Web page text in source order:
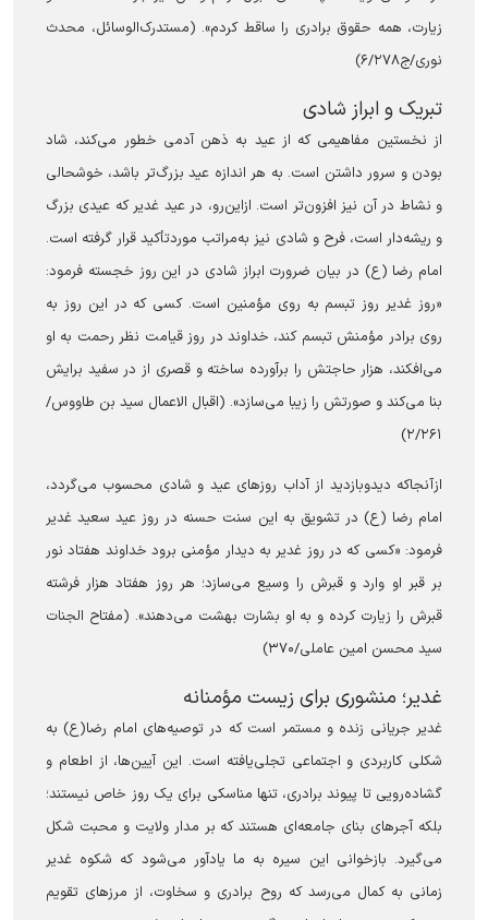
زیارت، همه حقوق برادری را ساقط کردم». (مستدرک‌الوسائل، محدث
نوری/ج۶/۲۷۸)
تبریک و ابراز شادی
از نخستین مفاهیمی که از عید به ذهن آدمی خطور می‌کند، شاد
بودن و سرور داشتن است. به هر اندازه عید بزرگ‌تر باشد، خوشحالی
و نشاط در آن نیز افزون‌تر است. ازاین‌رو، در عید غدیر که عیدی بزرگ
و ریشه‌دار است، فرح و شادی نیز به‌مراتب موردتأکید قرار گرفته است.
امام رضا (ع) در بیان ضرورت ابراز شادی در این روز خجسته فرمود:
«روز غدیر روز تبسم به روی مؤمنین است. کسی که در این روز به
روی برادر مؤمنش تبسم کند، خداوند در روز قیامت نظر رحمت به او
می‌افکند، هزار حاجتش را برآورده ساخته و قصری از در سفید برایش
بنا می‌کند و صورتش را زیبا می‌سازد». (اقبال الاعمال سید بن طاووس/
۲/۲۶۱)
ازآنجاکه دیدوبازدید از آداب روزهای عید و شادی محسوب می‌گردد،
امام رضا (ع) در تشویق به این سنت حسنه در روز عید سعید غدیر
فرمود: «کسی که در روز غدیر به دیدار مؤمنی برود خداوند هفتاد نور
بر قبر او وارد و قبرش را وسیع می‌سازد؛ هر روز هفتاد هزار فرشته
قبرش را زیارت کرده و به او بشارت بهشت می‌دهند». (مفتاح الجنات
سید محسن امین عاملی/۳۷۰)
غدیر؛ منشوری برای زیست مؤمنانه
غدیر جریانی زنده و مستمر است که در توصیه‌های امام رضا(ع) به
شکلی کاربردی و اجتماعی تجلی‌یافته است. این آیین‌ها، از اطعام و
گشاده‌رویی تا پیوند برادری، تنها مناسکی برای یک روز خاص نیستند؛
بلکه آجرهای بنای جامعه‌ای هستند که بر مدار ولایت و محبت شکل
می‌گیرد. بازخوانی این سیره به ما یادآور می‌شود که شکوه غدیر
زمانی به کمال می‌رسد که روح برادری و سخاوت، از مرزهای تقویم